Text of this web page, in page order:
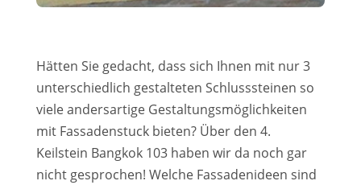
Hätten Sie gedacht, dass sich Ihnen mit nur 3
unterschiedlich gestalteten Schlusssteinen so
viele andersartige Gestaltungsmöglichkeiten
mit Fassadenstuck bieten? Über den 4.
Keilstein Bangkok 103 haben wir da noch gar
nicht gesprochen! Welche Fassadenideen sind